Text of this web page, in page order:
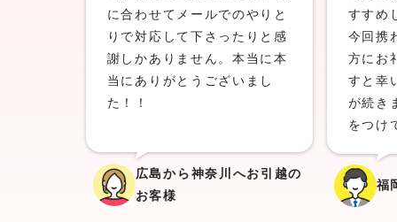
に合わせてメールでのやりと
りで対応して下さったりと感
謝しかありません。本当に本
当にありがとうございまし
た！！
広島から神奈川へお引越の
お客様
すすめ
今回携
方にお
すと幸
が続き
をつけ
福